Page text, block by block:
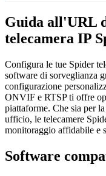
Guida all'URL
telecamera IP
Configura le tue Spider
software di sorveglianza
configurazione
ONVIF e RTSP ti offre
piattaforme. Che sia per
ufficio, le telecamere
monitoraggio affidabile e
Software